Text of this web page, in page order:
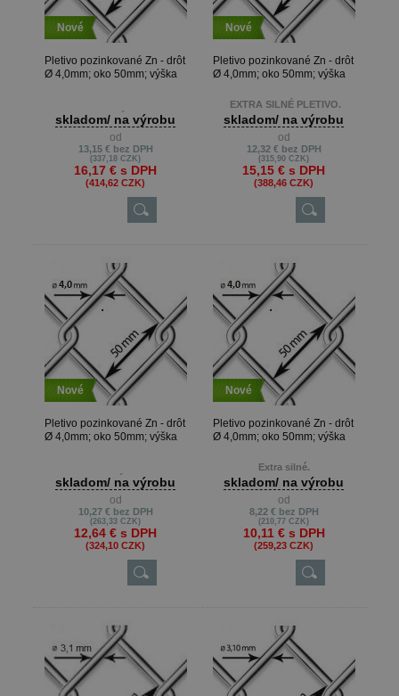
Nové
Pletivo pozinkované Zn - drôt
Ø 4,0mm; oko 50mm; výška
EXTRA SILNÉ PLETIVO
Dĺžku pletiva zvážte
vzhľadom na hmotnosť rolky.
Metrová dĺžka je možná len pri
zákazník potrebuje napr. 22m ,
13m atď.
skladom/ na výrobu
od
13,15 € bez DPH
(337,18 CZK)
16,17 € s DPH
(414,62 CZK)
Nové
Pletivo pozinkované Zn - drôt
Ø 4,0mm; oko 50mm; výška
EXTRA SILNÉ PLETIVO.
Metrová dĺžka je možná len pri
výrobe na presné metre, keď
zákazník potrebuje napr. 22m ,
13m atď.
Min. odber je 10 m.
skladom/ na výrobu
od
12,32 € bez DPH
(315,90 CZK)
15,15 € s DPH
(388,46 CZK)
Nové
Pletivo pozinkované Zn - drôt
Ø 4,0mm; oko 50mm; výška
EXTRA SILNÉ PLETIVO.
Pri objednávke, prosím zvážte
dĺžku rolky pletiva vzhľadom
na hmotnosť, prípadne nás
kontaktujte.
Metrová dĺžka je možná len pri
výrobe na presné metre, keď
skladom/ na výrobu
od
10,27 € bez DPH
(263,33 CZK)
12,64 € s DPH
(324,10 CZK)
Nové
Pletivo pozinkované Zn - drôt
Ø 4,0mm; oko 50mm; výška
Extra silné.
Metrová dĺžka je možná len pri
výrobe na presné metre, keď
zákazník potrebuje napr. 22m ,
13m atď.
Min. odber je 10 m.
skladom/ na výrobu
od
8,22 € bez DPH
(210,77 CZK)
10,11 € s DPH
(259,23 CZK)